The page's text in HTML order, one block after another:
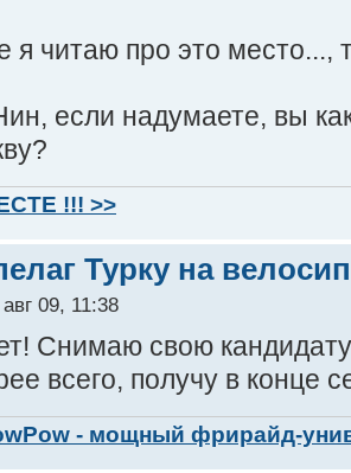
я читаю про это место...,
если надумаете, вы
!!! >>
Турку на
09, 11:38
Снимаю свою
всего, получу в конце
- мощный фрирайд-